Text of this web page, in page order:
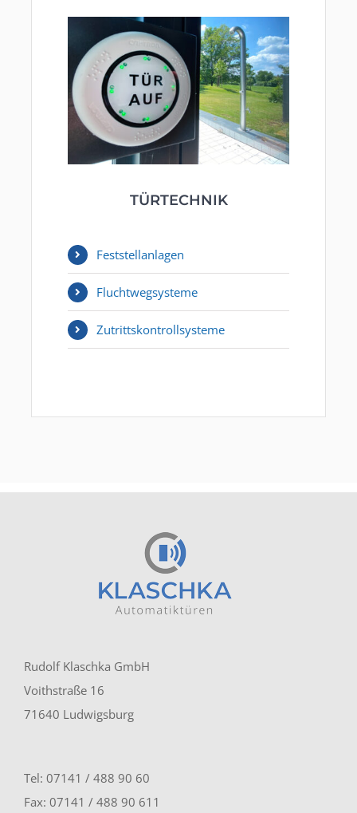
TÜRTECHNIK
Feststellanlagen
Fluchtwegsysteme
Zutrittskontrollsysteme
Rudolf Klaschka GmbH
Voithstraße 16
71640 Ludwigsburg
Tel: 07141 / 488 90 60
Fax: 07141 / 488 90 611